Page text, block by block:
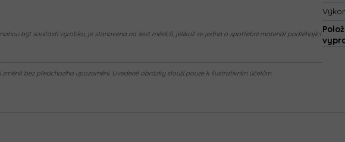
být součástí výrobku, je stanovena na šest měsíců, jelikož se jedná o spotřební materiál podléhající
bez předchozího upozornění. Uvedené obrázky slouží pouze k ilustrativním účelům.